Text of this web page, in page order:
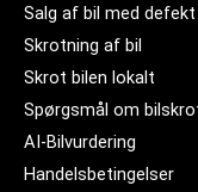
Salg af bil med
Skrotning af bil
Skrot bilen lokalt
Spørgsmål om
AI-Bilvurdering
Handelsbetingelser